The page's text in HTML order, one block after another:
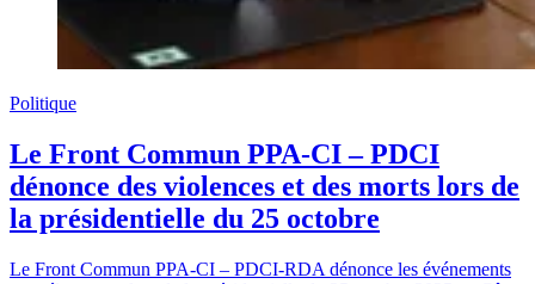
Politique
Le Front Commun PPA-CI – PDCI
dénonce des violences et des morts lors de
la présidentielle du 25 octobre
Le Front Commun PPA-CI – PDCI-RDA dénonce les événements